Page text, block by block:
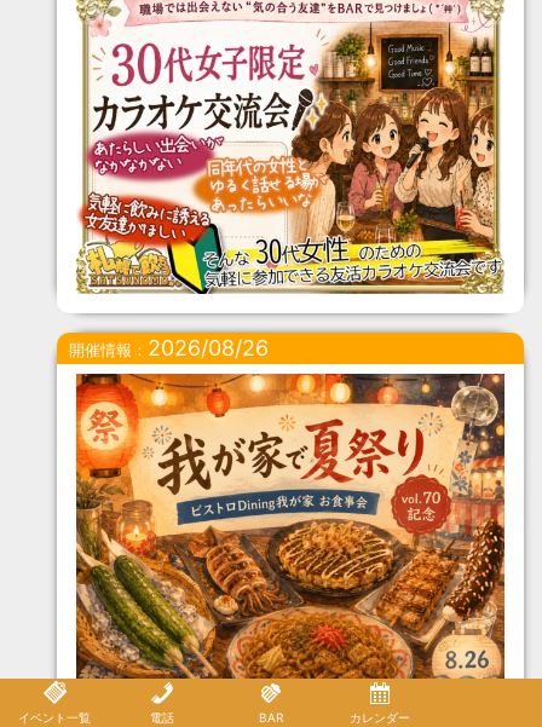
開催情報： 2026/08/26
イベント一覧 電話 BAR カレンダー